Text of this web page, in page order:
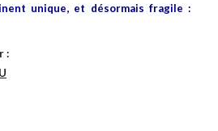
unique, et désormais fragile :
: